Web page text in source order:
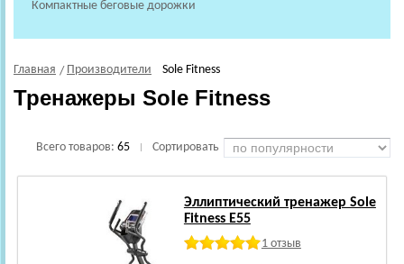
Компактные беговые дорожки
Главная Производители Sole Fitness
Тренажеры Sole Fitness
Всего товаров: 65 Сортировать
Эллиптический тренажер Sole
Fitness E55
1 отзыв